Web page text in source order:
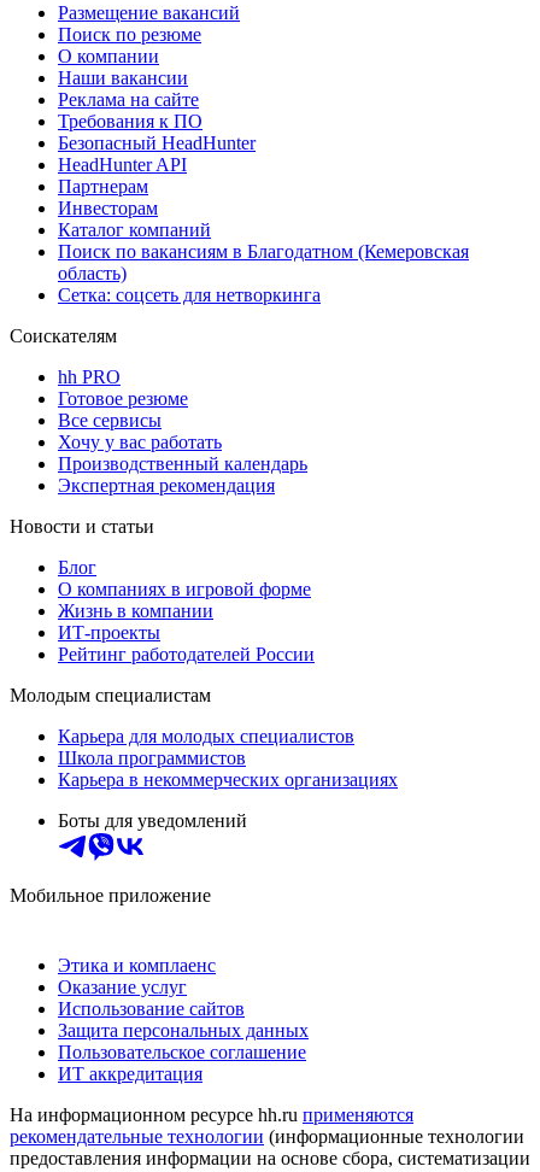
Размещение вакансий
Поиск по резюме
О компании
Наши вакансии
Реклама на сайте
Требования к ПО
Безопасный HeadHunter
HeadHunter API
Партнерам
Инвесторам
Каталог компаний
Поиск по вакансиям в Благодатном (Кемеровская
область)
Сетка: соцсеть для нетворкинга
Соискателям
hh PRO
Готовое резюме
Все сервисы
Хочу у вас работать
Производственный календарь
Экспертная рекомендация
Новости и статьи
Блог
О компаниях в игровой форме
Жизнь в компании
ИТ-проекты
Рейтинг работодателей России
Молодым специалистам
Карьера для молодых специалистов
Школа программистов
Карьера в некоммерческих организациях
Боты для уведомлений
Мобильное приложение
Этика и комплаенс
Оказание услуг
Использование сайтов
Защита персональных данных
Пользовательское соглашение
ИТ аккредитация
На информационном ресурсе hh.ru применяются
рекомендательные технологии (информационные технологии
предоставления информации на основе сбора, систематизации